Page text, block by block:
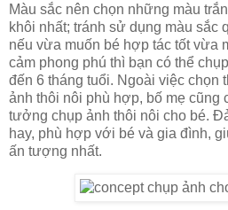
Màu sắc nên chọn những màu
khôi nhất; tránh sử dụng màu sắc
nếu vừa muốn bé hợp tác tốt vừa
cảm phong phú thì bạn có thể
đến 6 tháng tuổi. Ngoài việc chọn
ảnh thôi nôi phù hợp, bố mẹ cũng
tưởng chụp ảnh thôi nôi cho bé.
hay, phù hợp với bé và gia đình,
ấn tượng nhất.